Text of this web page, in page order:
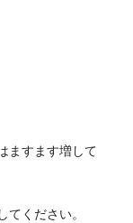
ますます増して
ください。